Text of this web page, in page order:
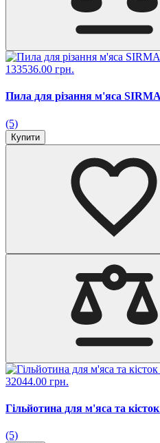
133536.00 грн.
Пила для різання м'яса
(5)
Купити
32044.00 грн.
Гільйотина для м'яса та
(5)